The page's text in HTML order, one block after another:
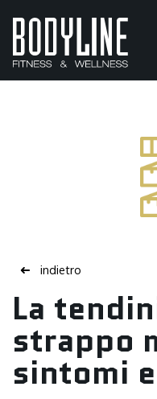
➜ indietro
La
strappo
sintomi